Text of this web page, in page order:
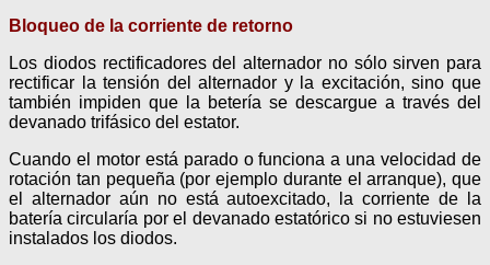
Bloqueo de la corriente de retorno
Los diodos rectificadores del alternador no sólo sirven para
rectificar la tensión del alternador y la excitación, sino que
también impiden que la betería se descargue a través del
devanado trifásico del estator.
Cuando el motor está parado o funciona a una velocidad de
rotación tan pequeña (por ejemplo durante el arranque), que
el alternador aún no está autoexcitado, la corriente de la
batería circularía por el devanado estatórico si no estuviesen
instalados los diodos.